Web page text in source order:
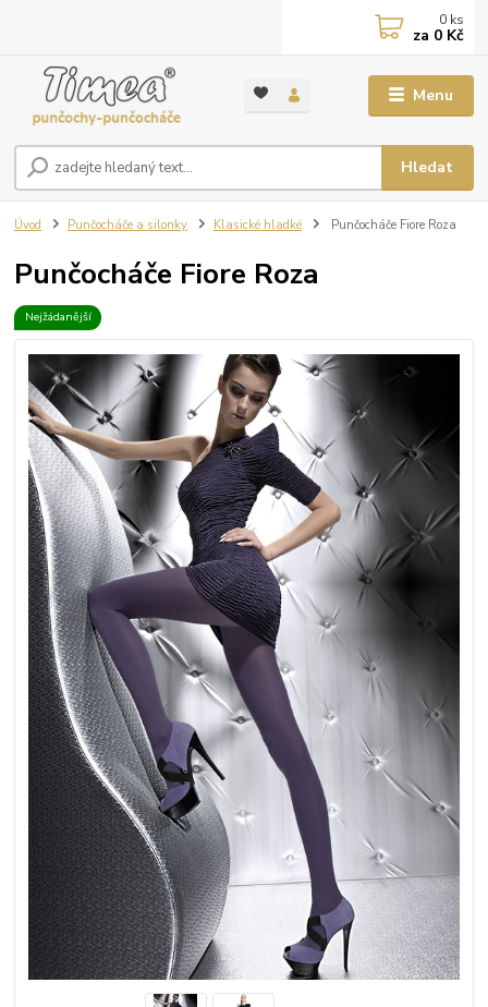
Menu
Hledat
0 ks
za 0 Kč
Úvod Punčocháče a silonky Klasické hladké Punčocháče Fiore Roza
Punčocháče Fiore Roza
Nejžádanější